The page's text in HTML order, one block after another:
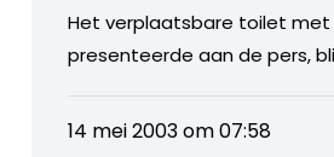
Het verplaatsbare toilet met
presenteerde aan de pers,
14 mei 2003 om 07:58